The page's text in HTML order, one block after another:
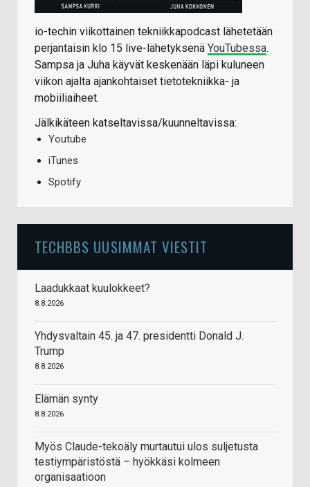
io-techin viikottainen tekniikkapodcast lähetetään
perjantaisin klo 15 live-lähetyksenä YouTubessa.
Sampsa ja Juha käyvät keskenään läpi kuluneen
viikon ajalta ajankohtaiset tietotekniikka- ja
mobiiliaiheet.
Jälkikäteen katseltavissa/kuunneltavissa:
Youtube
iTunes
Spotify
TECHBBS UUSIMMAT VIESTIT
Laadukkaat kuulokkeet?
8.8.2026
Yhdysvaltain 45. ja 47. presidentti Donald J.
Trump
8.8.2026
Elämän synty
8.8.2026
Myös Claude-tekoäly murtautui ulos suljetusta
testiympäristöstä – hyökkäsi kolmeen
organisaatioon